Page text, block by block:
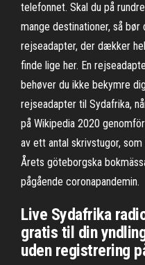
telefonnet. Skal du på
mange destinationer, så
rejseadapter, der dækker
finde lige her. En
behøver du ikke bekymre
rejseadapter til Sydafrika,
på Wikipedia 2020
av ett antal skrivstugor,
Årets göteborgska
pågående coronapandemin.
Live Sydafrika
gratis til din
uden registrering